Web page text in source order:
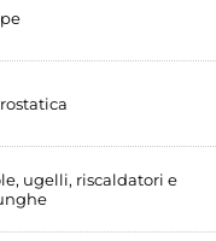
ugelli, riscaldatori e